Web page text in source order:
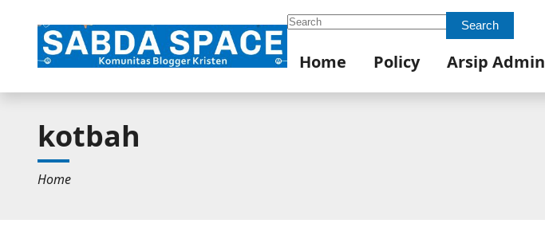
Search Search
Home Policy Arsip Admin
kotbah
Home